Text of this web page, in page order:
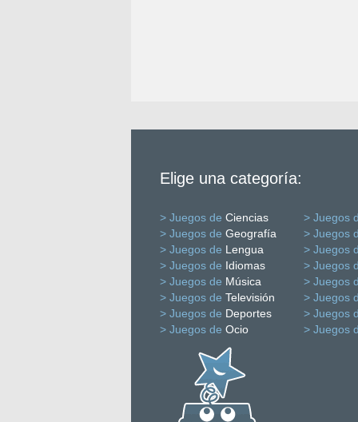
Elige una categoría:
> Juegos de Ciencias
> Juegos
> Juegos de Geografía
> Juegos
> Juegos de Lengua
> Juegos
> Juegos de Idiomas
> Juegos
> Juegos de Música
> Juegos
> Juegos de Televisión
> Juegos
> Juegos de Deportes
> Juegos
> Juegos de Ocio > Juegos